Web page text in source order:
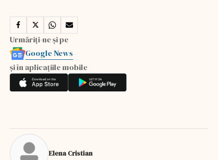
Urmăriți-ne și pe
Google News
și în aplicațiile mobile
Elena Cristian